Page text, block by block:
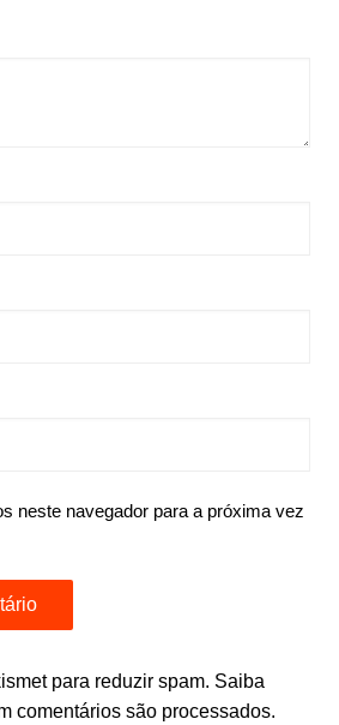
neste navegador para a próxima vez
para reduzir spam. Saiba
comentários são processados.